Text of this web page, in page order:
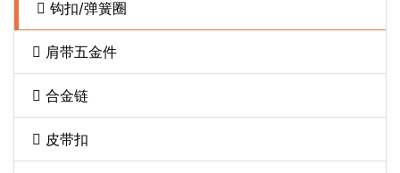
钩扣/弹簧圈
肩带五金件
合金链
皮带扣